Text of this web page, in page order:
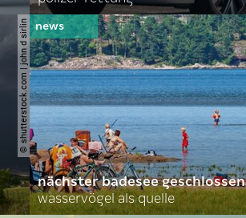
© shutterstock.com | john d sirlin
nächster badesee geschlossen
wasservögel als quelle